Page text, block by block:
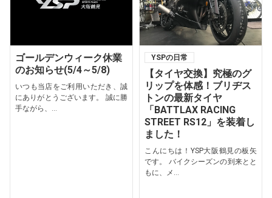
ゴールデンウィーク休業
のお知らせ(5/4～5/8)
いつも当店をご利用いただき、誠
にありがとうございます。 誠に勝
手ながら、...
YSPの日常
【タイヤ交換】究極のグ
リップを体感！ブリヂス
トンの最新タイヤ
「BATTLAX RACING
STREET RS12」を装着し
ました！
こんにちは！YSP大阪鶴見の板矢
です。 バイクシーズンの到来とと
もに、メ...